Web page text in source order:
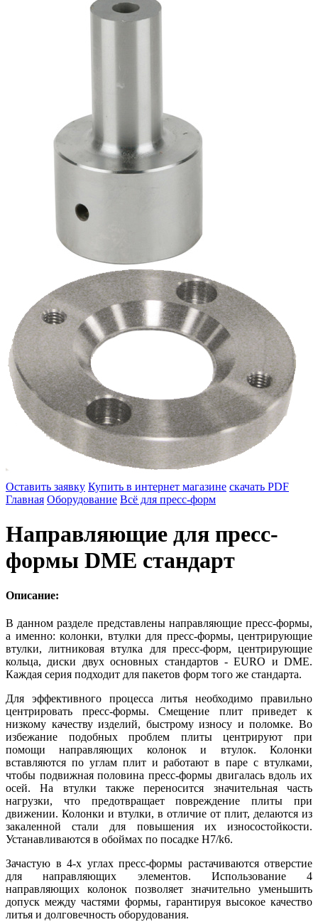
Оставить заявку Купить в интернет магазине скачать PDF
Главная Оборудование Всё для пресс-форм
Направляющие для пресс-
формы DME стандарт
Описание:
В данном разделе представлены направляющие пресс-формы,
а именно: колонки, втулки для пресс-формы, центрирующие
втулки, литниковая втулка для пресс-форм, центрирующие
кольца, диски двух основных стандартов - EURO и DME.
Каждая серия подходит для пакетов форм того же стандарта.
Для эффективного процесса литья необходимо правильно
центрировать пресс-формы. Смещение плит приведет к
низкому качеству изделий, быстрому износу и поломке. Во
избежание подобных проблем плиты центрируют при
помощи направляющих колонок и втулок. Колонки
вставляются по углам плит и работают в паре с втулками,
чтобы подвижная половина пресс-формы двигалась вдоль их
осей. На втулки также переносится значительная часть
нагрузки, что предотвращает повреждение плиты при
движении. Колонки и втулки, в отличие от плит, делаются из
закаленной стали для повышения их износостойкости.
Устанавливаются в обоймах по посадке H7/k6.
Зачастую в 4-х углах пресс-формы растачиваются отверстие
для направляющих элементов. Использование 4
направляющих колонок позволяет значительно уменьшить
допуск между частями формы, гарантируя высокое качество
литья и долговечность оборудования.